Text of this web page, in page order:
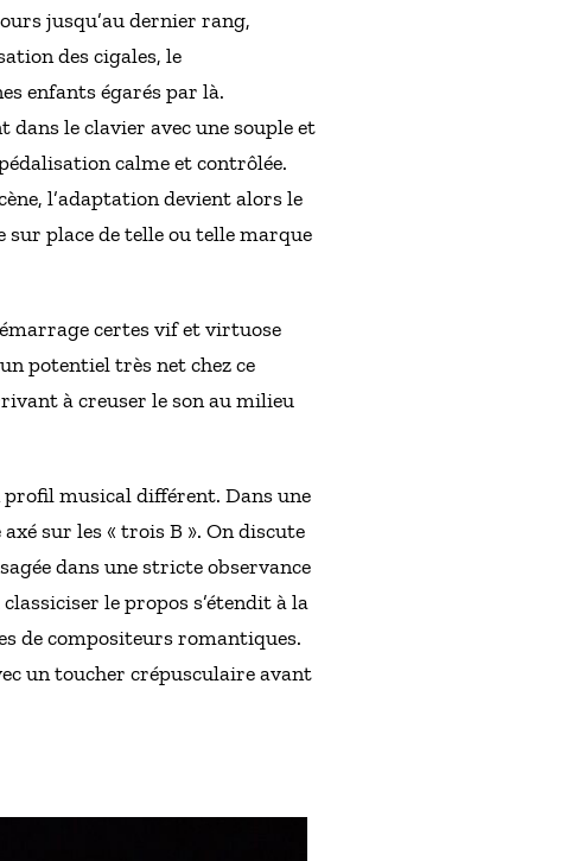
jusqu’au dernier rang,
des cigales, le
enfants égarés par là.
le clavier avec une souple et
calme et contrôlée.
l’adaptation devient alors le
place de telle ou telle marque
certes vif et virtuose
potentiel très net chez ce
à creuser le son au milieu
musical différent. Dans une
sur les « trois B ». On discute
dans une stricte observance
le propos s’étendit à la
de compositeurs romantiques.
un toucher crépusculaire avant